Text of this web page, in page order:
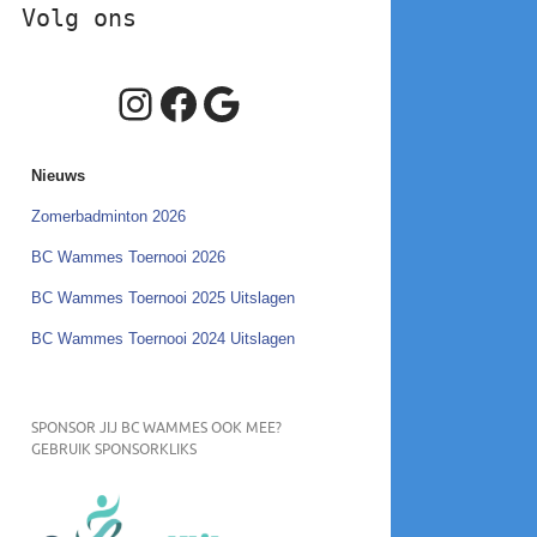
Volg ons
Instagram
Facebook
Google
Nieuws
Zomerbadminton 2026
BC Wammes Toernooi 2026
BC Wammes Toernooi 2025 Uitslagen
BC Wammes Toernooi 2024 Uitslagen
SPONSOR JIJ BC WAMMES OOK MEE?
GEBRUIK SPONSORKLIKS